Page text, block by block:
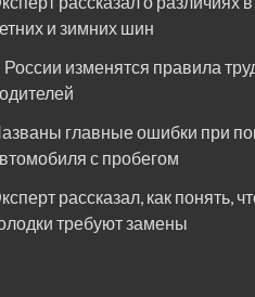
и зимних шин
России изменятся правила
главные ошибки при
с пробегом
рассказал, как понять,
требуют замены